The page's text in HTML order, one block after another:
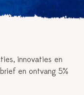
innovaties en
en ontvang 5%